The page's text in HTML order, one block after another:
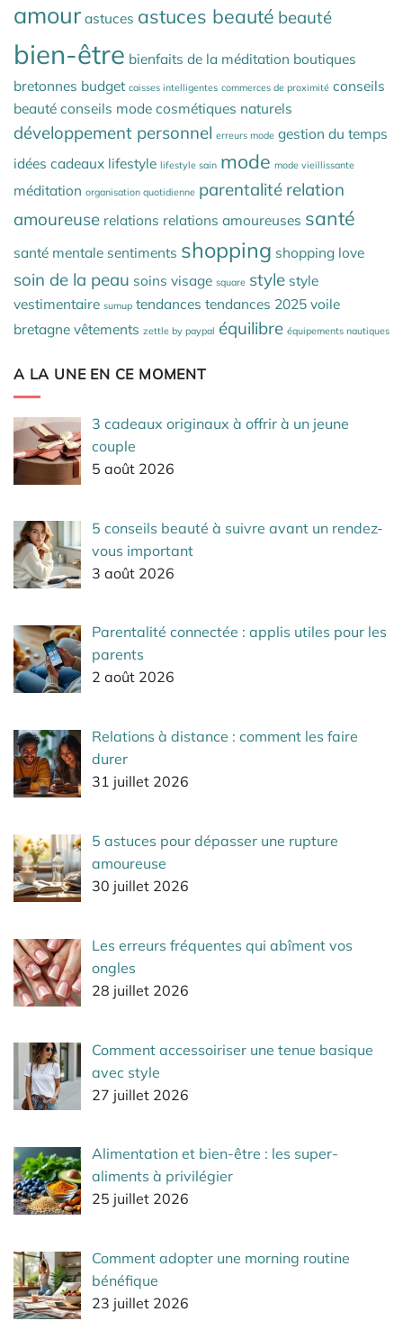
amour astuces astuces beauté beauté
bien-être bienfaits de la méditation boutiques
bretonnes budget caisses intelligentes commerces de proximité conseils
beauté conseils mode cosmétiques naturels
développement personnel erreurs mode gestion du temps
idées cadeaux lifestyle lifestyle sain mode mode vieillissante
méditation organisation quotidienne parentalité relation
amoureuse relations relations amoureuses santé
santé mentale sentiments shopping shopping love
soin de la peau soins visage square style style
vestimentaire sumup tendances tendances 2025 voile
bretagne vêtements zettle by paypal équilibre équipements nautiques
A LA UNE EN CE MOMENT
3 cadeaux originaux à offrir à un jeune
couple
5 août 2026
5 conseils beauté à suivre avant un rendez-
vous important
3 août 2026
Parentalité connectée : applis utiles pour les
parents
2 août 2026
Relations à distance : comment les faire
durer
31 juillet 2026
5 astuces pour dépasser une rupture
amoureuse
30 juillet 2026
Les erreurs fréquentes qui abîment vos
ongles
28 juillet 2026
Comment accessoiriser une tenue basique
avec style
27 juillet 2026
Alimentation et bien-être : les super-
aliments à privilégier
25 juillet 2026
Comment adopter une morning routine
bénéfique
23 juillet 2026